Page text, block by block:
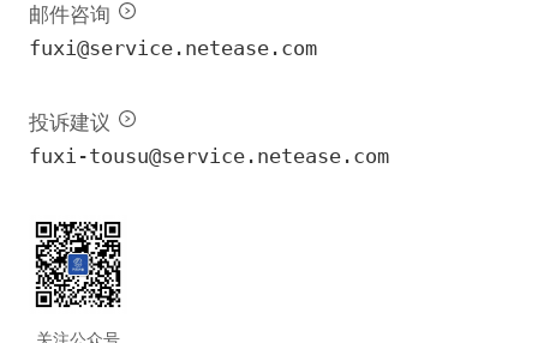
邮件咨询
fuxi@service.netease.com
投诉建议
fuxi-tousu@service.netease.com
关注公众号